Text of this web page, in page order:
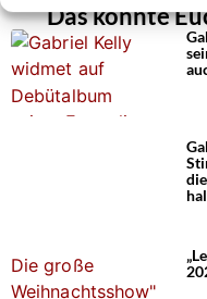
Das könnte